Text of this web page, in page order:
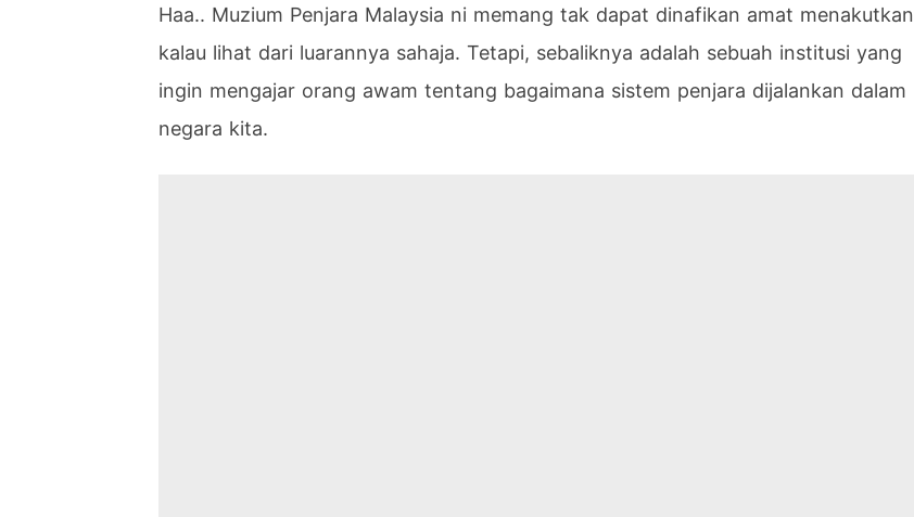
Haa.. Muzium Penjara Malaysia ni memang tak dapat dinafikan amat menakutkan
kalau lihat dari luarannya sahaja. Tetapi, sebaliknya adalah sebuah institusi yang
ingin mengajar orang awam tentang bagaimana sistem penjara dijalankan dalam
negara kita.